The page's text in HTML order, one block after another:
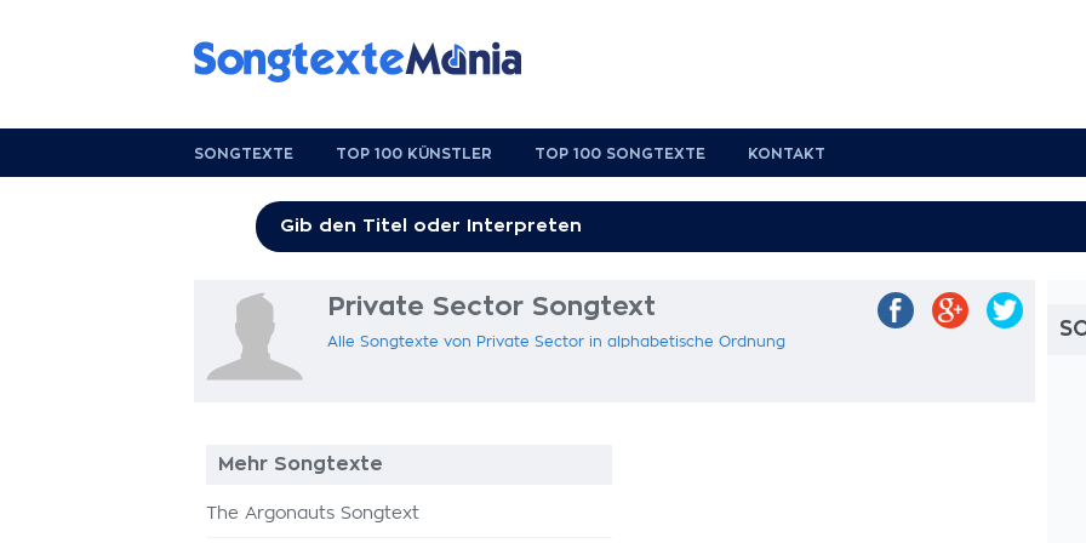
SONGTEXTE TOP 100 KÜNSTLER TOP 100 SONGTEXTE KONTAKT
Private Sector Songtext
Alle Songtexte von Private Sector in alphabetische Ordnung
Mehr Songtexte
The Argonauts Songtext